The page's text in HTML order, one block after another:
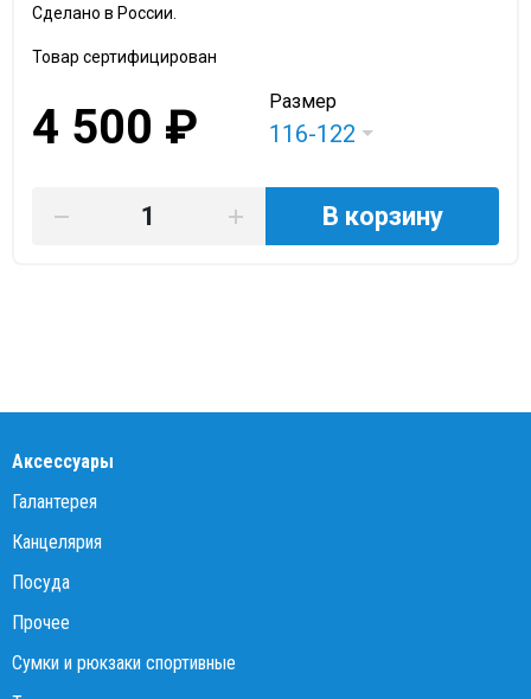
Сделано в России.
Товар сертифицирован
4 500 ₽ Размер
116-122
В корзину
Аксессуары
Галантерея
Канцелярия
Посуда
Прочее
Сумки и рюкзаки спортивные